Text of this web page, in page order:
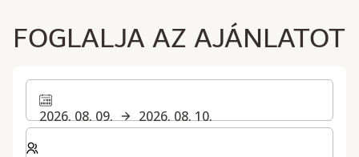
FOGLALJA AZ AJÁNLATOT
2026. 08. 09.
2026. 08. 10.
Válassza ki a szobák és a vendégek számát